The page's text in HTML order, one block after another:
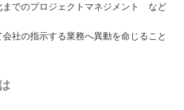
までのプロジェクトマネジメント など
会社の指示する業務へ異動を命じること